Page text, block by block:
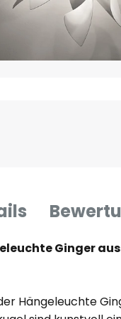
Ginger
Hängeleuchte